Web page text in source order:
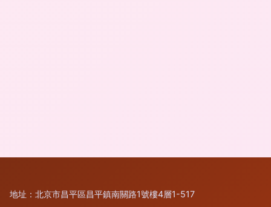
地址：北京市昌平區昌平鎮南關路1號樓4層1-517